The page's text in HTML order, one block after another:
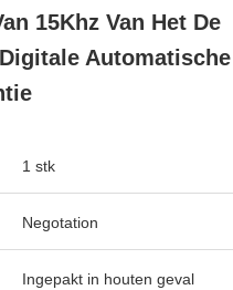
15Khz Van Het De
1 stk
Negotation
Ingepakt in houten geval